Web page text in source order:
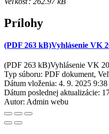
Prílohy
(PDF 263 kB)Vyhlásenie VK
(PDF 263 kB)Vyhlásenie VK
Typ súboru: PDF dokument,
Dátum vloženia: 4. 9. 2025 9:38
Dátum poslednej aktualizácie:
Autor: Admin webu